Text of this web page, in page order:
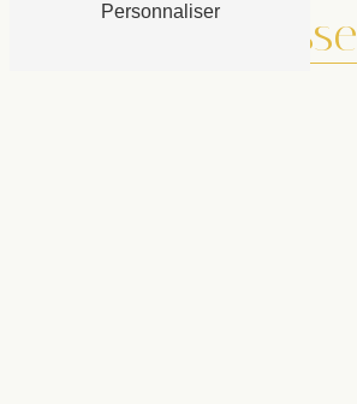
Adresse
Personnaliser